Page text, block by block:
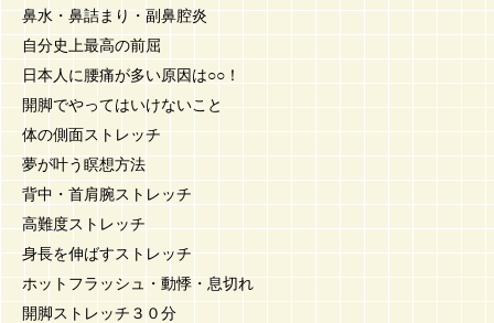
鼻水・鼻詰まり・副鼻腔炎
自分史上最高の前屈
日本人に腰痛が多い原因は○○！
開脚でやってはいけないこと
体の側面ストレッチ
夢が叶う瞑想方法
背中・首肩腕ストレッチ
高難度ストレッチ
身長を伸ばすストレッチ
ホットフラッシュ・動悸・息切れ
開脚ストレッチ３０分